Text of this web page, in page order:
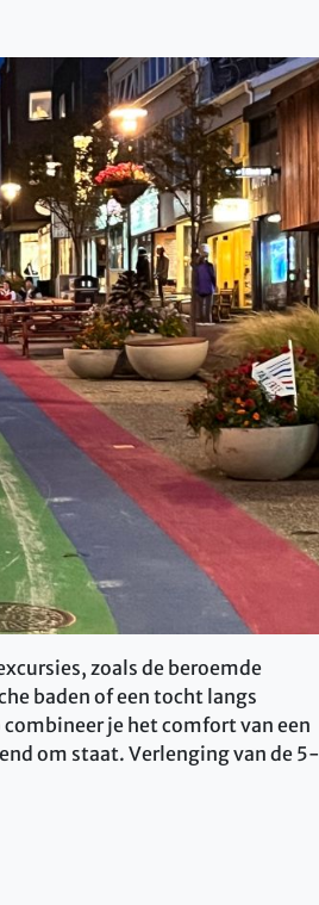
zoals de beroemde
baden of een tocht langs
je het comfort van een
om staat. Verlenging van de 5-